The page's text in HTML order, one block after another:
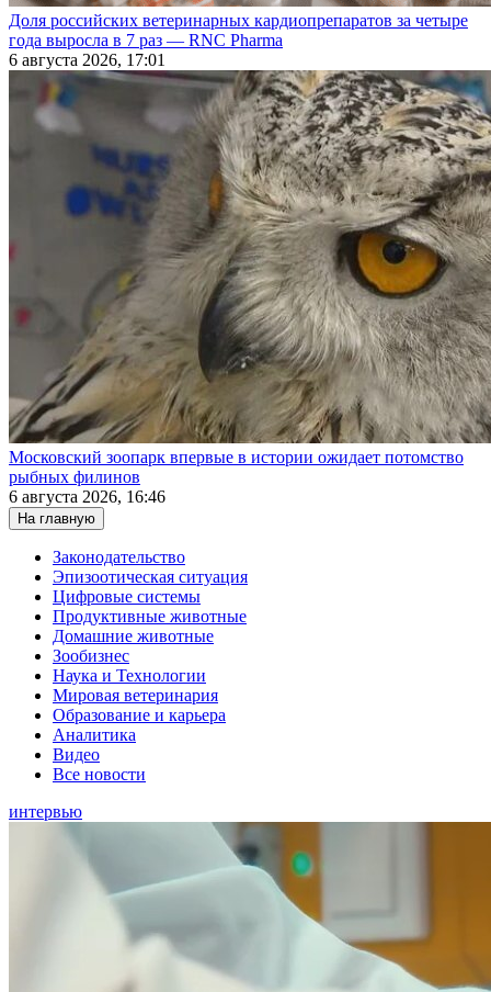
Доля российских ветеринарных кардиопрепаратов за четыре
года выросла в 7 раз — RNC Pharma
6 августа 2026, 17:01
Московский зоопарк впервые в истории ожидает потомство
рыбных филинов
6 августа 2026, 16:46
На главную
Законодательство
Эпизоотическая ситуация
Цифровые системы
Продуктивные животные
Домашние животные
Зообизнес
Наука и Технологии
Мировая ветеринария
Образование и карьера
Аналитика
Видео
Все новости
интервью